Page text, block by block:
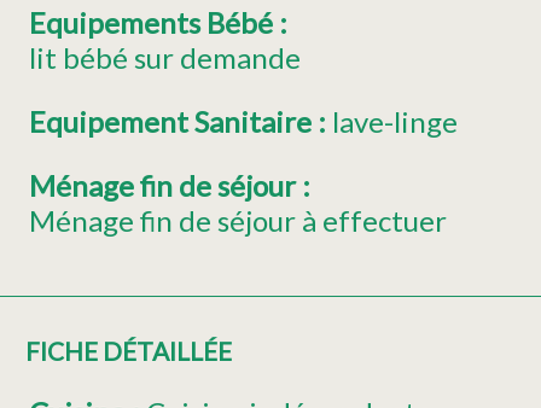
Equipements Bébé :
lit bébé sur demande
Equipement Sanitaire : lave-linge
Ménage fin de séjour :
Ménage fin de séjour à effectuer
FICHE DÉTAILLÉE